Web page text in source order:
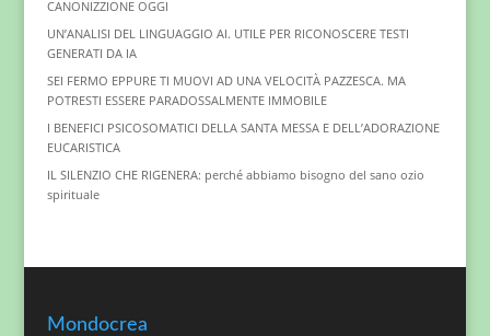
CANONIZZIONE OGGI
UN’ANALISI DEL LINGUAGGIO AI. UTILE PER RICONOSCERE TESTI
GENERATI DA IA
SEI FERMO EPPURE TI MUOVI AD UNA VELOCITÀ PAZZESCA. MA
POTRESTI ESSERE PARADOSSALMENTE IMMOBILE
I BENEFICI PSICOSOMATICI DELLA SANTA MESSA E DELL’ADORAZIONE
EUCARISTICA
IL SILENZIO CHE RIGENERA: perché abbiamo bisogno del sano ozio
spirituale
Mondocrea